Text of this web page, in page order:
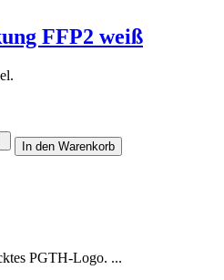
FFP2 weiß
PGTH-Logo. ...